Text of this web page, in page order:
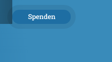
Spenden